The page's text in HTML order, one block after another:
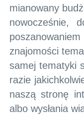
mianowany
nowocześnie,
znajomości
samej tematyki
razie
naszą stronę
albo wysłania